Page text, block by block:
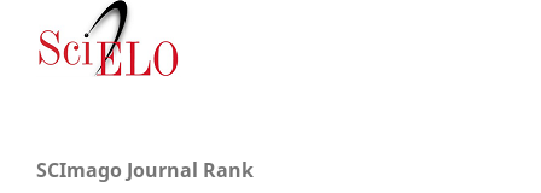
SCImago Journal Rank